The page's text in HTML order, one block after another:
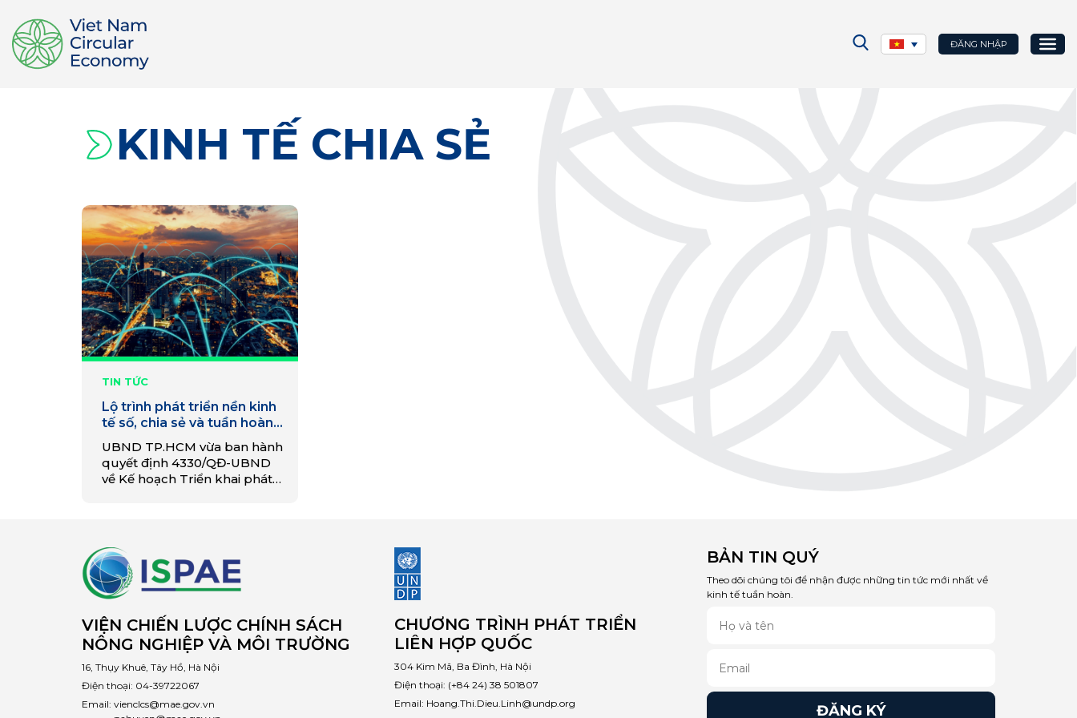
ĐĂNG NHẬP
KINH TẾ CHIA SẺ
TIN TỨC
Lộ trình phát triển nền kinh
tế số, chia sẻ và tuần hoàn
của TP. Hồ Chí Minh
UBND TP.HCM vừa ban hành
quyết định 4330/QĐ-UBND
về Kế hoạch Triển khai phát
VIỆN CHIẾN LƯỢC CHÍNH SÁCH
NÔNG NGHIỆP VÀ MÔI TRƯỜNG
16, Thụy Khuê, Tây Hồ, Hà Nội
Điện thoại: 04-39722067
Email: vienclcs@mae.gov.vn
CHƯƠNG TRÌNH PHÁT TRIỂN
LIÊN HỢP QUỐC
304 Kim Mã, Ba Đình, Hà Nội
Điện thoại: (+84 24) 38 501807
Email: Hoang.Thi.Dieu.Linh@undp.org
BẢN TIN QUÝ
Theo dõi chúng tôi để nhận được những tin tức mới nhất về
kinh tế tuần hoàn.